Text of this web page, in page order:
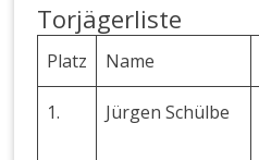
Torjägerliste
Platz Name
1. Jürgen Schülbe